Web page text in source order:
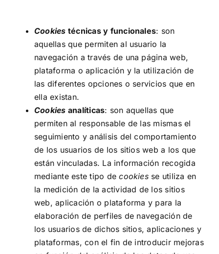
Cookies técnicas y funcionales: son
aquellas que permiten al usuario la
navegación a través de una página web,
plataforma o aplicación y la utilización de
las diferentes opciones o servicios que en
ella existan.
Cookies analíticas: son aquellas que
permiten al responsable de las mismas el
seguimiento y análisis del comportamiento
de los usuarios de los sitios web a los que
están vinculadas. La información recogida
mediante este tipo decookies se utiliza en
la medición de la actividad de los sitios
web, aplicación o plataforma y para la
elaboración de perfiles de navegación de
los usuarios de dichos sitios, aplicaciones y
plataformas, con el fin de introducir mejoras